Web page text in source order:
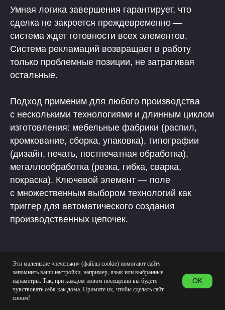
Эти маленькие «печеньки» (файлы cookie) помогают сайту
запомнить ваши настройки, например, язык или выбранные
параметры. Так, при каждом новом посещении вы будете
чувствовать себя как дома. Примите их, чтобы сделать сайт
своим!
OK
Умная логика завершения гарантирует, что
сделка не закроется преждевременно —
система ждет готовности всех элементов.
Система рекламаций возвращает в работу
только проблемные позиции, не затрагивая
остальные.
Подход применим для любого производства
с несколькими технологиями и длинным циклом
изготовления: мебельные фабрики (распил,
кромкование, сборка, упаковка), типографии
(дизайн, печать, постпечатная обработка),
металлообработка (резка, гибка, сварка,
покраска). Ключевой элемент — поле
с множественным выбором технологий как
триггер для автоматического создания
производственных цепочек.